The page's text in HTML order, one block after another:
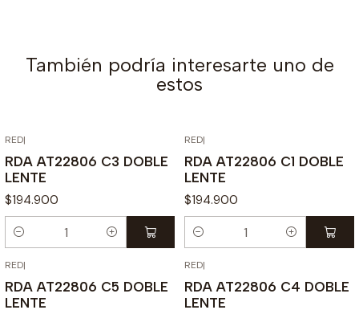
También podría interesarte uno de
estos
RED|
RDA AT22806 C3 DOBLE
LENTE
$194.900
Cantidad
RED|
RDA AT22806 C1 DOBLE
LENTE
$194.900
Cantidad
RED|
RDA AT22806 C5 DOBLE
LENTE
RED|
RDA AT22806 C4 DOBLE
LENTE